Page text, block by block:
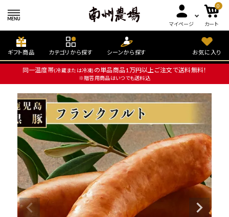
マイページ
0
カート
ギフト商品 カテゴリから探す シーンから探す お気に入り
同一温度帯(冷蔵または冷凍) の単品商品1万円以上ご注文で送料無料！
※贈答用商品はいつでも送料込